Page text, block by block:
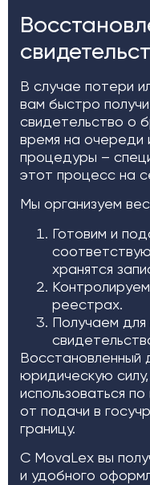
В случае потери
вам быстро
свидетельство о
время на очереди
процедуры –
этот процесс на
Мы организуем
Готовим и
хранятся
реестрах.
Получаем для
Восстановленный
юридическую
использоваться
от подачи в
границу.
С MovaLex вы
и удобного